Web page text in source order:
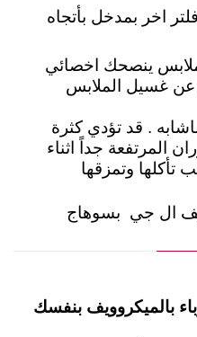
اخر بمدخل بأتجاه
ينصحك اخصائي
عن غسيل الملابس
. قد تؤدي كثرة
المرتفعة جداً اثناء
تأكلها وتمزقها
ال جي بسوهاج
بالميكروويف بنفسك